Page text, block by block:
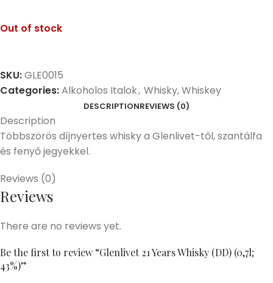
Out of stock
SKU:GLE0015
Categories:Alkoholos Italok, Whisky, Whiskey
DESCRIPTIONREVIEWS (0)
Description
Többszörös díjnyertes whisky a Glenlivet-től, szantálfa
és fenyő jegyekkel.
Reviews (0)
Reviews
There are no reviews yet.
Be the first to review “Glenlivet 21 Years Whisky (DD) (0,7l;
43%)”